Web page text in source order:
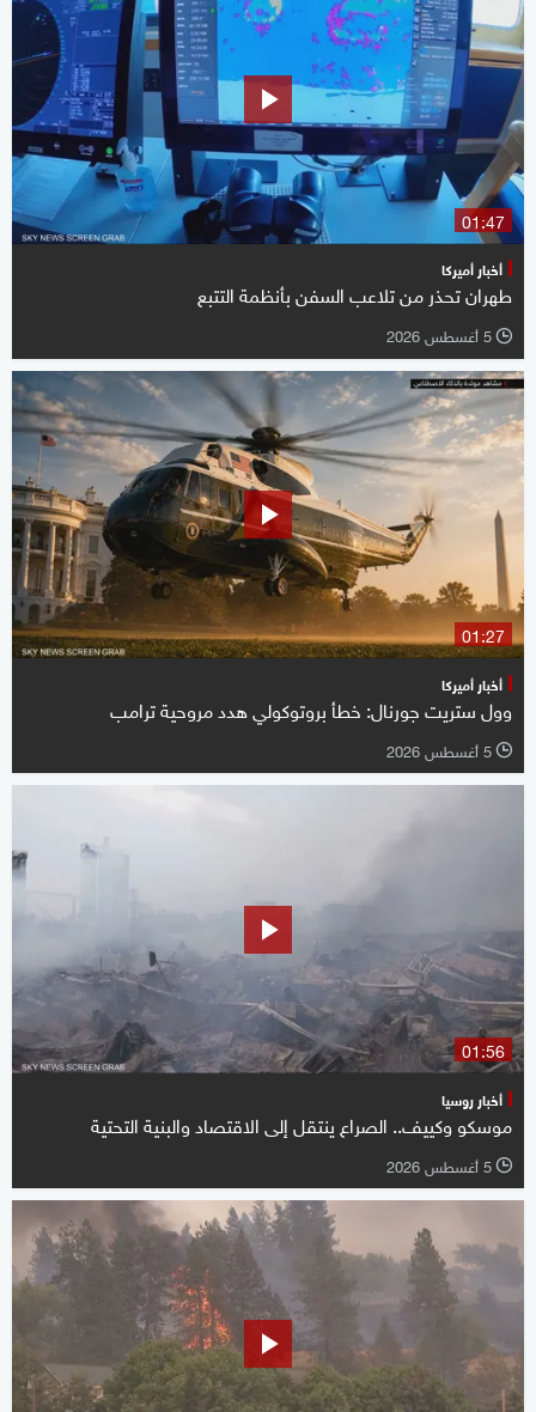
01:47
أخبار أميركا
طهران تحذر من تلاعب السفن بأنظمة التتبع
l 5 أغسطس 2026
01:27
أخبار أميركا
وول ستريت جورنال: خطأ بروتوكولي هدد مروحية ترامب
l 5 أغسطس 2026
01:56
أخبار روسيا
موسكو وكييف.. الصراع ينتقل إلى الاقتصاد والبنية التحتية
l 5 أغسطس 2026